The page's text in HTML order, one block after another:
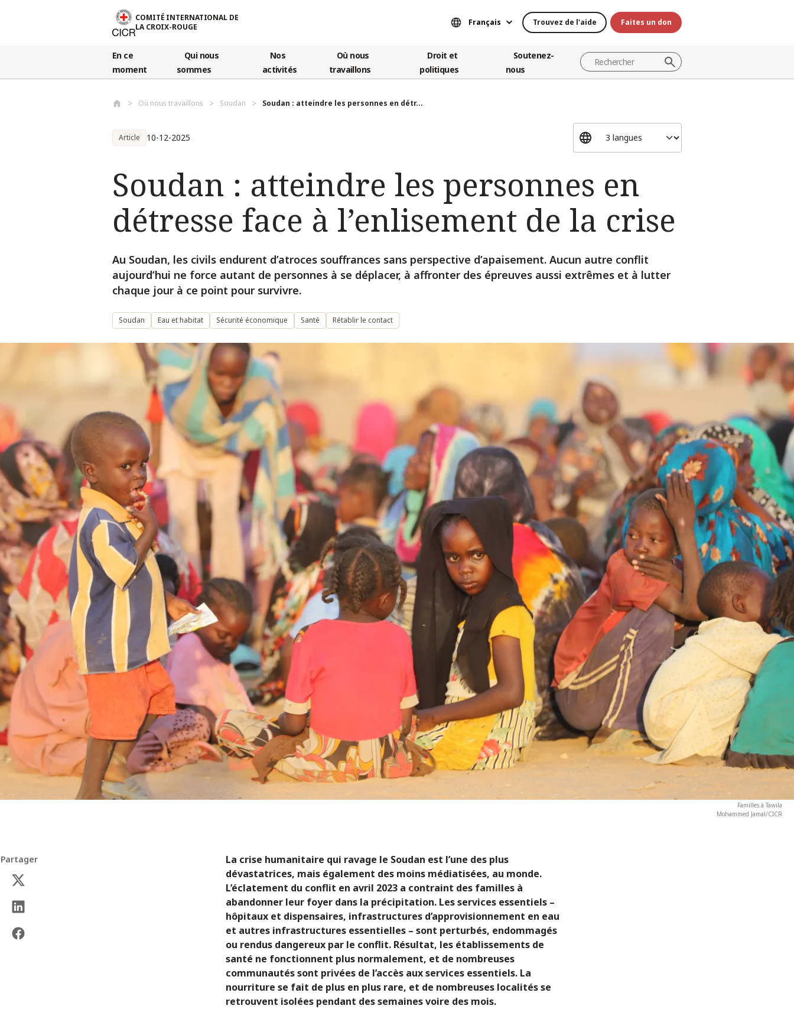
COMITÉ INTERNATIONAL DE
LA CROIX-ROUGE
Français Trouvez de l'aide Faites un don
En ce
moment
Qui nous
sommes
Nos
activités
Où nous
travaillons
Droit et
politiques
Soutenez-
nous
Où nous travaillons Soudan Soudan : atteindre les personnes en détr...
Article 10-12-2025
Soudan : atteindre les personnes en
détresse face à l’enlisement de la crise
Au Soudan, les civils endurent d’atroces souffrances sans perspective d’apaisement. Aucun autre conflit
aujourd’hui ne force autant de personnes à se déplacer, à affronter des épreuves aussi extrêmes et à lutter
chaque jour à ce point pour survivre.
Soudan Eau et habitat Sécurité économique Santé Rétablir le contact
Familles à Tawila
Mohammed Jamal/CICR
Partager
La crise humanitaire qui ravage le Soudan est l’une des plus
dévastatrices, mais également des moins médiatisées, au monde.
L’éclatement du conflit en avril 2023 a contraint des familles à
abandonner leur foyer dans la précipitation. Les services essentiels –
hôpitaux et dispensaires, infrastructures d’approvisionnement en eau
et autres infrastructures essentielles – sont perturbés, endommagés
ou rendus dangereux par le conflit. Résultat, les établissements de
santé ne fonctionnent plus normalement, et de nombreuses
communautés sont privées de l’accès aux services essentiels. La
nourriture se fait de plus en plus rare, et de nombreuses localités se
retrouvent isolées pendant des semaines voire des mois.